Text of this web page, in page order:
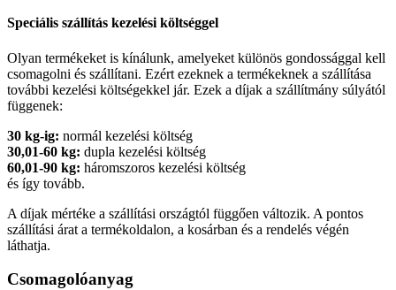
Speciális szállítás kezelési költséggel
Olyan termékeket is kínálunk, amelyeket különös gondossággal kell
csomagolni és szállítani. Ezért ezeknek a termékeknek a szállítása
további kezelési költségekkel jár. Ezek a díjak a szállítmány súlyától
függenek:
30 kg-ig: normál kezelési költség
30,01-60 kg: dupla kezelési költség
60,01-90 kg: háromszoros kezelési költség
és így tovább.
A díjak mértéke a szállítási országtól függően változik. A pontos
szállítási árat a termékoldalon, a kosárban és a rendelés végén
láthatja.
Csomagolóanyag